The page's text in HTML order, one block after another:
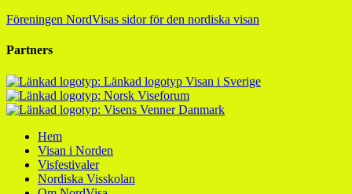
Föreningen NordVisas sidor för den nordiska visan
Partners
Hem
Visan i Norden
Visfestivaler
Nordiska Visskolan